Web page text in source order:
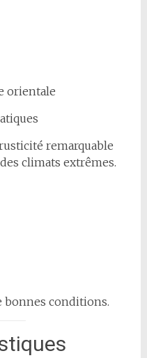
orientale
remarquable
climats extrêmes.
bonnes conditions.